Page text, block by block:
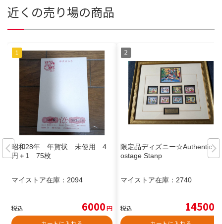
近くの売り場の商品
昭和28年 年賀状 未使用 4
円＋1 75枚
マイストア在庫： 2094
税込 6000円
限定品ディズニー☆Authentic P
ostage Stanp
マイストア在庫： 2740
税込 14500